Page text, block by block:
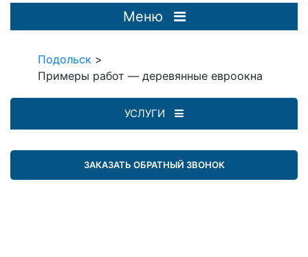
Меню
Подольск >
Примеры работ — деревянные евроокна
УСЛУГИ
ЗАКАЗАТЬ ОБРАТНЫЙ ЗВОНОК